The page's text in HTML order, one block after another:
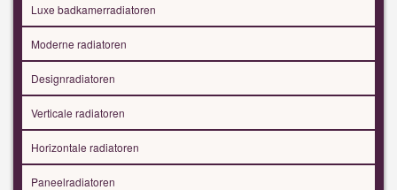
Luxe badkamerradiatoren
Moderne radiatoren
Designradiatoren
Verticale radiatoren
Horizontale radiatoren
Paneelradiatoren